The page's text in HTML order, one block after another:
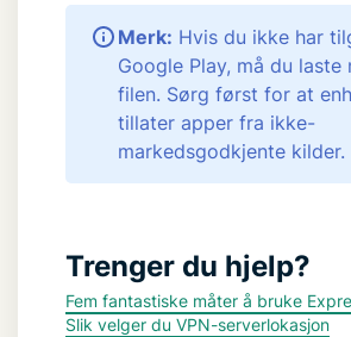
Merk: Hvis du ikke har
Google Play, må du laste
filen. Sørg først for at
tillater apper fra ikke-
markedsgodkjente kilder.
Trenger du hjelp?
Fem fantastiske måter å bruke
Slik velger du VPN-serverlokasjon